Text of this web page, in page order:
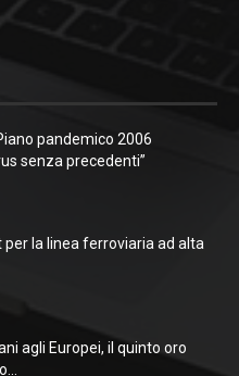
pandemico 2006
senza precedenti”
per la linea ferroviaria ad alta
agli Europei, il quinto oro